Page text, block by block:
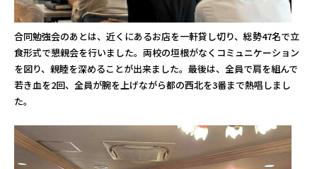
合同勉強会のあとは、近くにあるお店を一軒貸し切り、総勢47名で立
食形式で懇親会を行いました。両校の垣根がなくコミュニケーション
を図り、親睦を深めることが出来ました。最後は、全員で肩を組んで
若き血を2回、全員が腕を上げながら都の西北を3番まで熱唱しまし
た。